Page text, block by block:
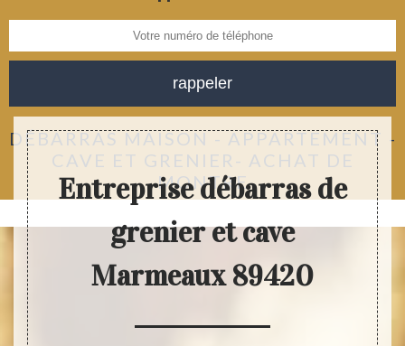
DÉBARRAS MAISON - APPARTEMENT -
CAVE ET GRENIER- ACHAT DE
MONTRE
Entreprise débarras de
grenier et cave
Marmeaux 89420